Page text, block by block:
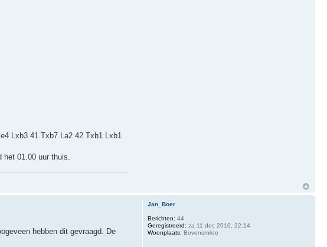
Lxb3 41.Txb7 La2 42.Txb1 Lxb1
01.00 uur thuis.
hebben dit gevraagd. De
Jan_Boer
Berichten: 44
Geregistreerd: za 11 dec 2010, 22:14
Woonplaats: Bovensmilde